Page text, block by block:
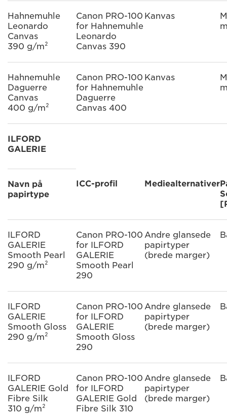
Hahnemuhle
Leonardo
Canvas
390 g/m²
Canon PRO-100
for Hahnemuhle
Leonardo
Canvas 390
Kanvas
Hahnemuhle
Daguerre
Canvas
400 g/m²
Canon PRO-100
for Hahnemuhle
Daguerre
Canvas 400
Kanvas
ILFORD
GALERIE
Navn på
papirtype
ICC-profil Mediealternativer
ILFORD
GALERIE
Smooth Pearl
290 g/m²
Canon PRO-100
for ILFORD
GALERIE
Smooth Pearl
290
Andre glansede
papirtyper
(brede marger)
ILFORD
GALERIE
Smooth Gloss
290 g/m²
Canon PRO-100
for ILFORD
GALERIE
Smooth Gloss
290
Andre glansede
papirtyper
(brede marger)
ILFORD
GALERIE Gold
Fibre Silk
310 g/m²
Canon PRO-100
for ILFORD
GALERIE Gold
Fibre Silk 310
Andre glansede
papirtyper
(brede marger)